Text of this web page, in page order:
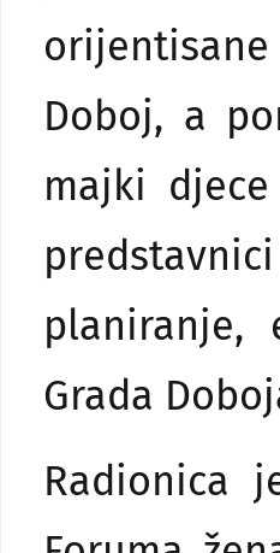
Doboj, a
majki
planiranje,
Grada
Radionica